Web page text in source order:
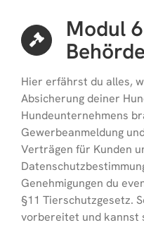
Modul
Hier erfährst du alles,
Absicherung deiner
Hundeunternehmens
Gewerbeanmeldung
Verträgen für Kunden
Genehmigungen du
§11 Tierschutzgesetz.
vorbereitet und kannst